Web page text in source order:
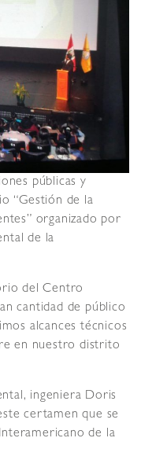
públicas y
“Gestión de la
organizado por
de la
del Centro
cantidad de público
alcances técnicos
en nuestro distrito
ingeniera Doris
certamen que se
de la